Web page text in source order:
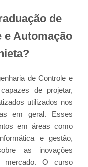
de
e Automação
de Controle e
de projetar,
utilizados nos
em geral. Esses
em áreas como
e gestão,
as inovações
mercado. O curso